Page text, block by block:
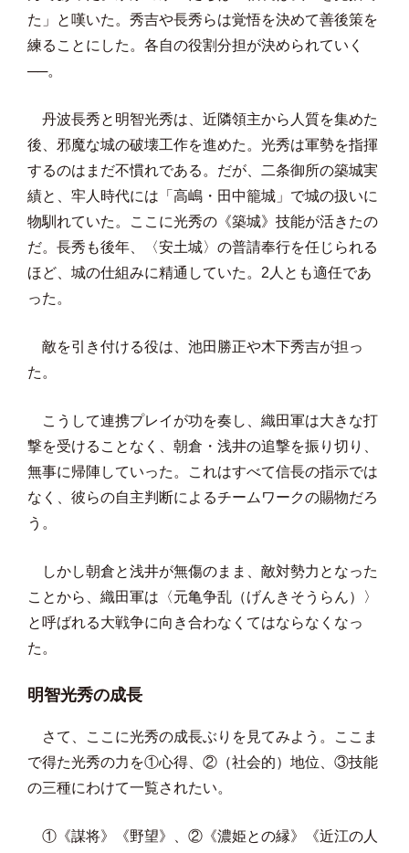
た」と嘆いた。秀吉や長秀らは覚悟を決めて善後策を
練ることにした。各自の役割分担が決められていく
──。
丹波長秀と明智光秀は、近隣領主から人質を集めた
後、邪魔な城の破壊工作を進めた。光秀は軍勢を指揮
するのはまだ不慣れである。だが、二条御所の築城実
績と、牢人時代には「高嶋・田中籠城」で城の扱いに
物馴れていた。ここに光秀の《築城》技能が活きたの
だ。長秀も後年、〈安土城〉の普請奉行を任じられる
ほど、城の仕組みに精通していた。2人とも適任であ
った。
敵を引き付ける役は、池田勝正や木下秀吉が担っ
た。
こうして連携プレイが功を奏し、織田軍は大きな打
撃を受けることなく、朝倉・浅井の追撃を振り切り、
無事に帰陣していった。これはすべて信長の指示では
なく、彼らの自主判断によるチームワークの賜物だろ
う。
しかし朝倉と浅井が無傷のまま、敵対勢力となった
ことから、織田軍は〈元亀争乱（げんきそうらん）〉
と呼ばれる大戦争に向き合わなくてはならなくなっ
た。
明智光秀の成長
さて、ここに光秀の成長ぶりを見てみよう。ここま
で得た光秀の力を①心得、②（社会的）地位、③技能
の三種にわけて一覧されたい。
①《謀将》《野望》、②《濃姫との縁》《近江の人